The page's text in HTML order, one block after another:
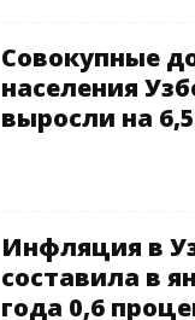
Совокупные
населения
выросли на
Инфляция в
составила в
года 0,6